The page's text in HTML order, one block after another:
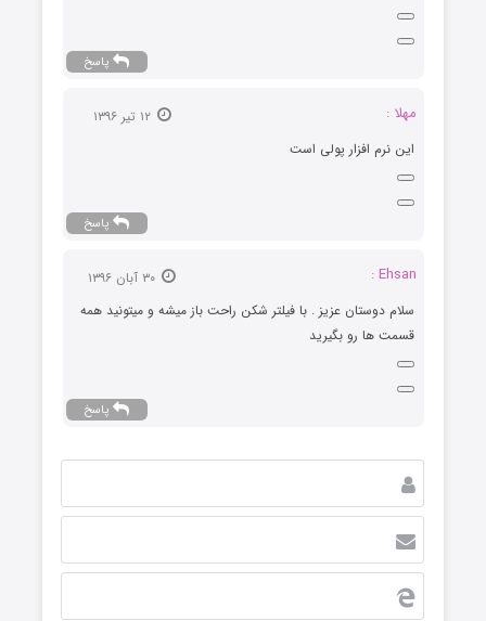
پاسخ
مهلا :
۱۲ تیر ۱۳۹۶
این نرم افزار پولی است
پاسخ
Ehsan :
سلام دوستان عزیز . با فیلتر شکن راحت باز میشه و میتونید همه
قسمت ها رو بگیرید
پاسخ